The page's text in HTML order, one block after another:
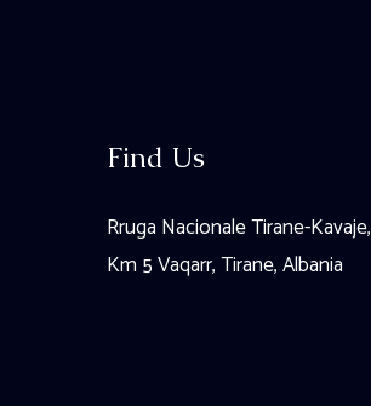
Find Us
Rruga Nacionale Tirane-Kavaje,
Km 5 Vaqarr, Tirane, Albania